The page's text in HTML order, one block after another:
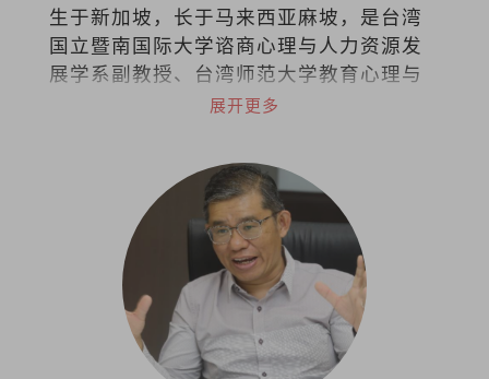
生于新加坡，长于马来西亚麻坡，是台湾
国立暨南国际大学谘商心理与人力资源发
展学系副教授、台湾师范大学教育心理与
辅导学系博士，也是一名谘商心理师。
展开更多